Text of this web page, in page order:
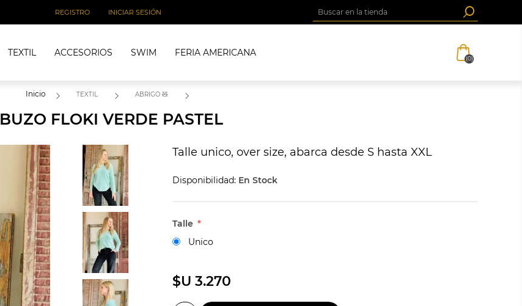
REGISTRO INICIAR SESIÓN
TEXTIL ACCESORIOS SWIM FERIA AMERICANA
(0)
Inicio TEXTIL ABRIGO 🧸
BUZO FLOKI VERDE PASTEL
Talle unico, over size, abarca desde S hasta XXL
Disponibilidad: En Stock
Talle *
Unico
$U 3.270